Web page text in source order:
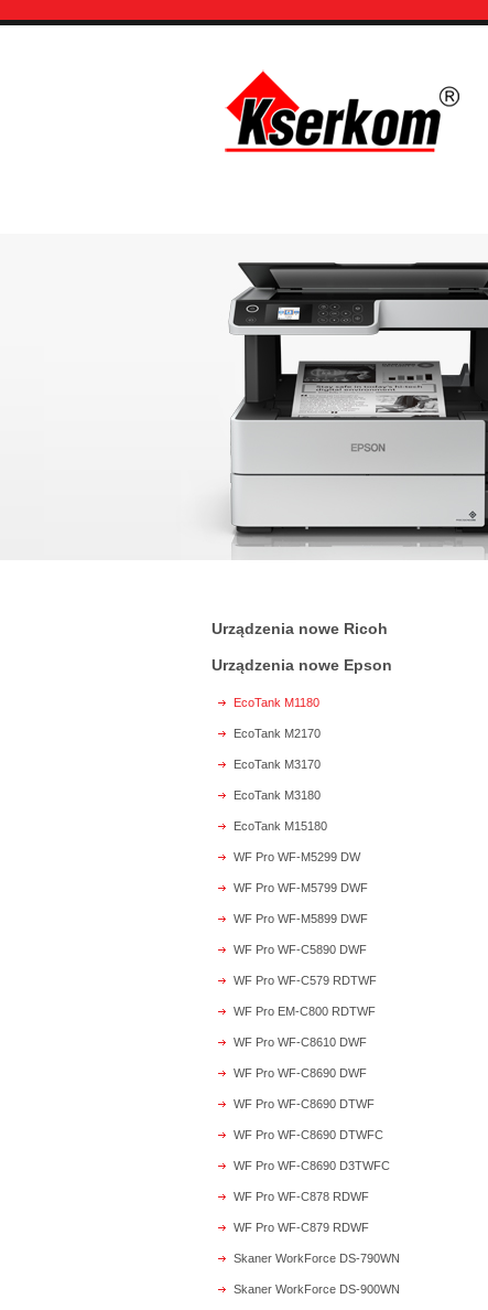
Urządzenia nowe Ricoh
Urządzenia nowe Epson
EcoTank M1180
EcoTank M2170
EcoTank M3170
EcoTank M3180
EcoTank M15180
WF Pro WF-M5299 DW
WF Pro WF-M5799 DWF
WF Pro WF-M5899 DWF
WF Pro WF-C5890 DWF
WF Pro WF-C579 RDTWF
WF Pro EM-C800 RDTWF
WF Pro WF-C8610 DWF
WF Pro WF-C8690 DWF
WF Pro WF-C8690 DTWF
WF Pro WF-C8690 DTWFC
WF Pro WF-C8690 D3TWFC
WF Pro WF-C878 RDWF
WF Pro WF-C879 RDWF
Skaner WorkForce DS-790WN
Skaner WorkForce DS-900WN